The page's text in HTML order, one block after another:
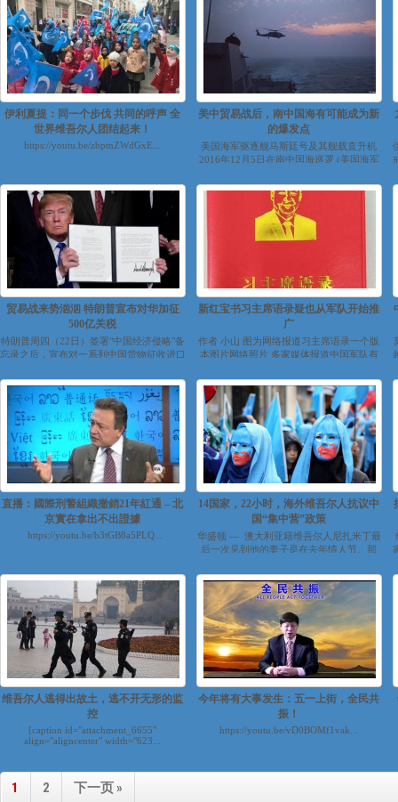
伊利夏提：同一个步伐 共同的呼声 全
世界维吾尔人团结起来！
https://youtu.be/zbptnZWdGxE...
美中贸易战后，南中国海有可能成为新
的爆发点
美国海军驱逐舰马斯廷号及其舰载直升机
2016年12月5日在南中国海巡逻 (美国海军
贸易战来势汹汹 特朗普宣布对华加征
500亿关税
特朗普周四（22日）签署"中国经济侵略"备
忘录之后，宣布对一系列中国货物征收进口
新红宝书习主席语录疑也从军队开始推
广
作者 小山 图为网络报道习主席语录一个版
本图片网络照片 多家媒体报道中国军队有
直播：國際刑警組織撤銷21年紅通 – 北
京實在拿出不出證據
https://youtu.be/b3tGB8a5PLQ...
14国家，22小时，海外维吾尔人抗议中
国“集中营”政策
华盛顿 — 澳大利亚籍维吾尔人尼扎米丁最
后一次见到他的妻子是在去年情人节。那
维吾尔人逃得出故土，逃不开无形的监
控
[caption id="attachment_6655"
align="aligncenter" width="623...
今年将有大事发生：五一上街，全民共
振！
https://youtu.be/vD0BOMf1vak...
1 2 下一页 »